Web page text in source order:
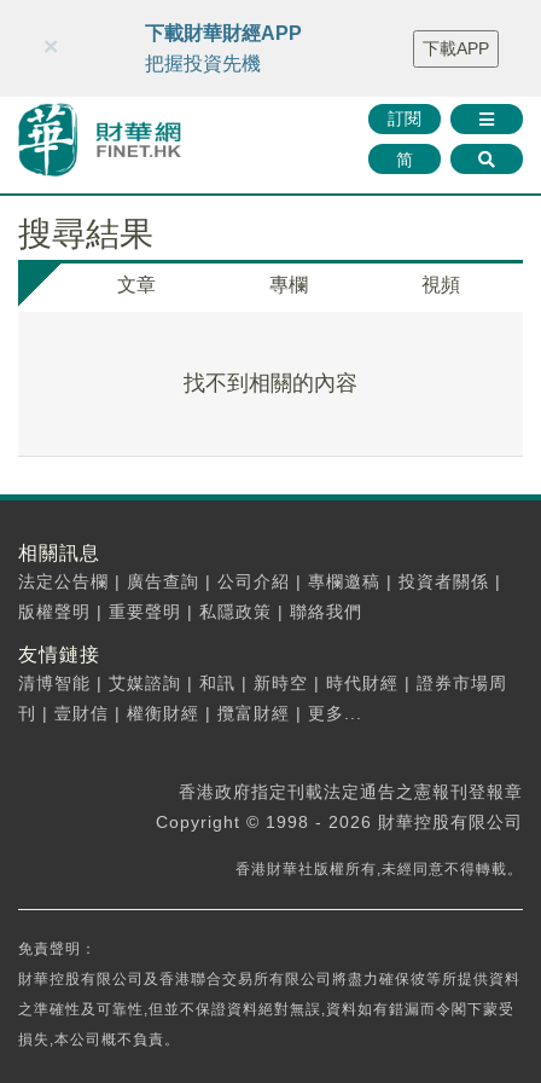
財華智庫網 FINTV FINMETA 財華證券 媒體矩陣
智庫沙龍
聯絡我們
訂閱
简
×
下載財華財經APP
把握投資先機
下載APP
搜尋結果
文章 專欄 視頻
找不到相關的內容
相關訊息
法定公告欄 | 廣告查詢 | 公司介紹 | 專欄邀稿 | 投資者關係 |
版權聲明 | 重要聲明 | 私隱政策 | 聯絡我們
友情鏈接
清博智能 | 艾媒諮詢 | 和訊 | 新時空 | 時代財經 | 證券市場周
刊
| 壹財信 | 權衡財經 | 攬富財經 | 更多...
香港政府指定刊載法定通告之憲報刊登報章
Copyright © 1998 - 2026 財華控股有限公司
香港財華社版權所有,未經同意不得轉載。
免責聲明：
財華控股有限公司及香港聯合交易所有限公司將盡力確保彼等所提供資料
之準確性及可靠性,但並不保證資料絕對無誤,資料如有錯漏而令閣下蒙受
損失,本公司概不負責。